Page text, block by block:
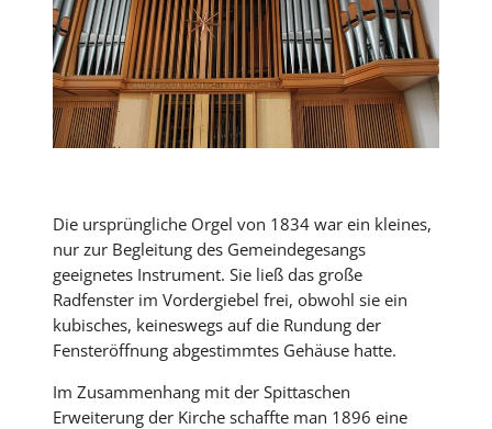
Die ursprüngliche Orgel von 1834 war ein kleines,
nur zur Begleitung des Gemeindegesangs
geeignetes Instrument. Sie ließ das große
Radfenster im Vordergiebel frei, obwohl sie ein
kubisches, keineswegs auf die Rundung der
Fensteröffnung abgestimmtes Gehäuse hatte.
Im Zusammenhang mit der Spittaschen
Erweiterung der Kirche schaffte man 1896 eine